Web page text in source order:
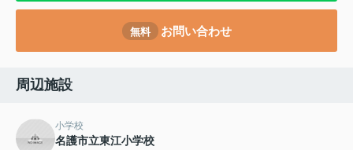
無料 お問い合わせ
周辺施設
小学校
名護市立東江小学校